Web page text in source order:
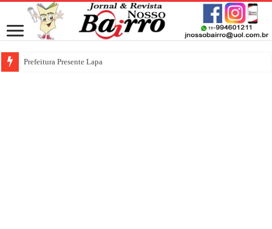
Prefeitura Presente Lapa